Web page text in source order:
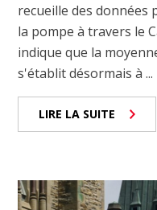
recueille des données
la pompe à travers le
indique que la
s'établit désormais à ...
LIRE LA SUITE